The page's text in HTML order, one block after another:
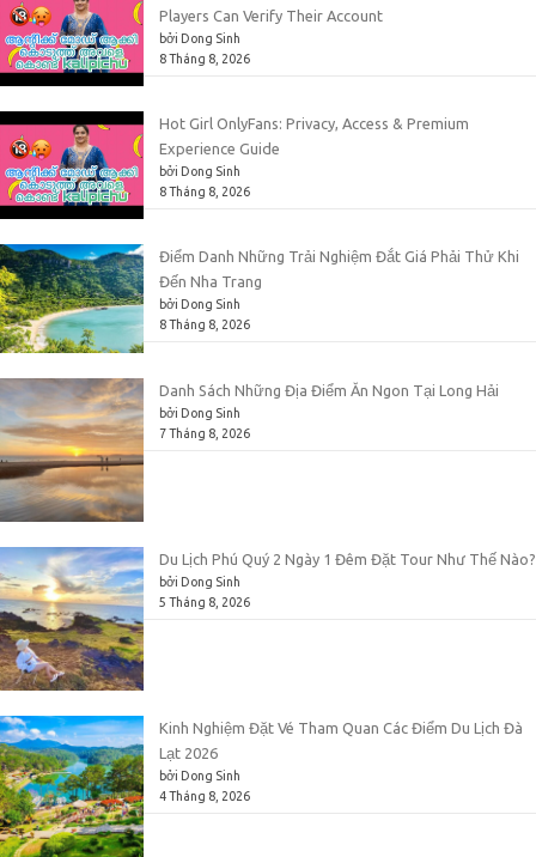
Players Can Verify Their Account
bởi Dong Sinh
8 Tháng 8, 2026
Hot Girl OnlyFans: Privacy, Access & Premium
Experience Guide
bởi Dong Sinh
8 Tháng 8, 2026
Điểm Danh Những Trải Nghiệm Đắt Giá Phải Thử Khi
Đến Nha Trang
bởi Dong Sinh
8 Tháng 8, 2026
Danh Sách Những Địa Điểm Ăn Ngon Tại Long Hải
bởi Dong Sinh
7 Tháng 8, 2026
Du Lịch Phú Quý 2 Ngày 1 Đêm Đặt Tour Như Thế Nào?
bởi Dong Sinh
5 Tháng 8, 2026
Kinh Nghiệm Đặt Vé Tham Quan Các Điểm Du Lịch Đà
Lạt 2026
bởi Dong Sinh
4 Tháng 8, 2026